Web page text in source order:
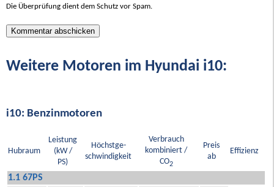
Die Überprüfung dient dem Schutz vor Spam.
Weitere Motoren im Hyundai i10:
i10: Benzinmotoren
Hubraum
Leistung
(kW /
PS)
Höchstge-
schwindigkeit
Verbrauch
kombiniert /
CO2
Preis
ab
Effizienz
1.1 67PS